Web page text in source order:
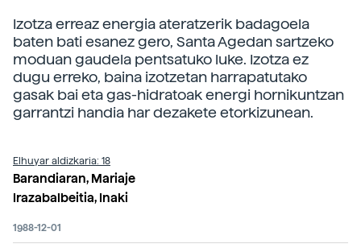
Izotza erreaz energia ateratzerik badagoela
baten bati esanez gero, Santa Agedan sartzeko
moduan gaudela pentsatuko luke. Izotza ez
dugu erreko, baina izotzetan harrapatutako
gasak bai eta gas-hidratoak energi hornikuntzan
garrantzi handia har dezakete etorkizunean.
Elhuyar aldizkaria: 18
Barandiaran, Mariaje
Irazabalbeitia, Inaki
1988-12-01